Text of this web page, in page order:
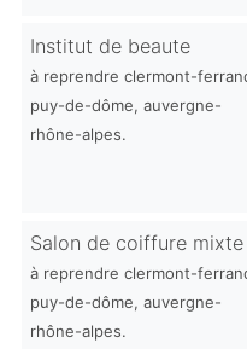
Institut de beaute
à reprendre clermont-
puy-de-dôme, auvergne-
rhône-alpes.
Salon de coiffure mixte
à reprendre clermont-
puy-de-dôme, auvergne-
rhône-alpes.